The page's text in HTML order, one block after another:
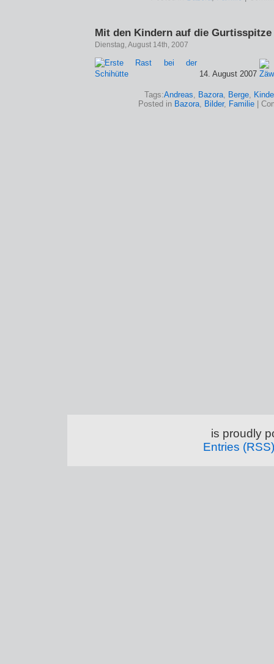
Mit den Kindern auf die
Dienstag, August 14th, 2007
14. August 2007
Tags:Andreas, Bazora, Berge,
Posted in Bazora, Bilder, Familie
is proudly
Entries (RSS)